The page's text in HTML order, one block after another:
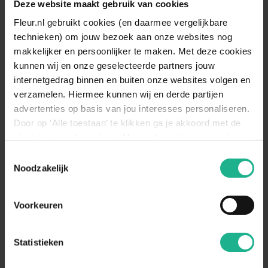
Deze website maakt gebruik van cookies
Fleur.nl gebruikt cookies (en daarmee vergelijkbare
technieken) om jouw bezoek aan onze websites nog
makkelijker en persoonlijker te maken. Met deze cookies
kunnen wij en onze geselecteerde partners jouw
internetgedrag binnen en buiten onze websites volgen en
verzamelen. Hiermee kunnen wij en derde partijen
advertenties op basis van jou interesses personaliseren.
Door op ‘Alle toestaan’ te klikken ga je akkoord met de
decookieverklaring op onze website.
Noodzakelijk
Voorkeuren
Statistieken
omschrijving
minimaal vijf uur per dag direct zonlicht
ook direct voor het raam. Weinig licht
houdt namelijk de vorming van nieuw blad
tegen en vergroot de kans op wortelrot.
Bewateren Weinig
Bewateren
omschrijving
Geef de plant opnieuw water wanneer de
watermeter gedurende 4 dagen op
dient dan tot het streepje ‘optimaal’ te
v.a.